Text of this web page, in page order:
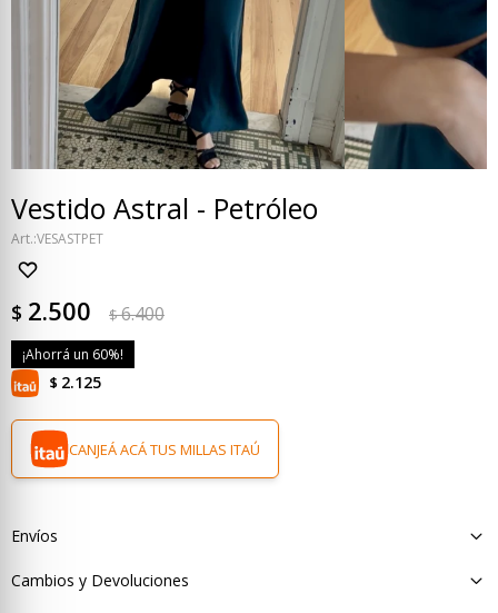
Vestido Astral - Petróleo
VESASTPET
$ 2.500 $6.400
60
$ 2.125
CANJEÁ ACÁ TUS MILLAS ITAÚ
Envíos
Cambios y Devoluciones